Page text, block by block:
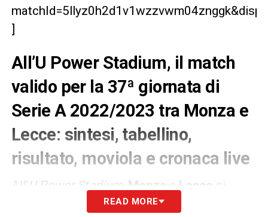
]
All’U Power Stadium, il match
valido per la 37ª giornata di
Serie A 2022/2023 tra Monza e
Lecce: sintesi, tabellino,
risultato, moviola e cronaca live
All’ U Power Stadium, Monza Lecce
affrontano per la 37esima giornata della
READ MORE